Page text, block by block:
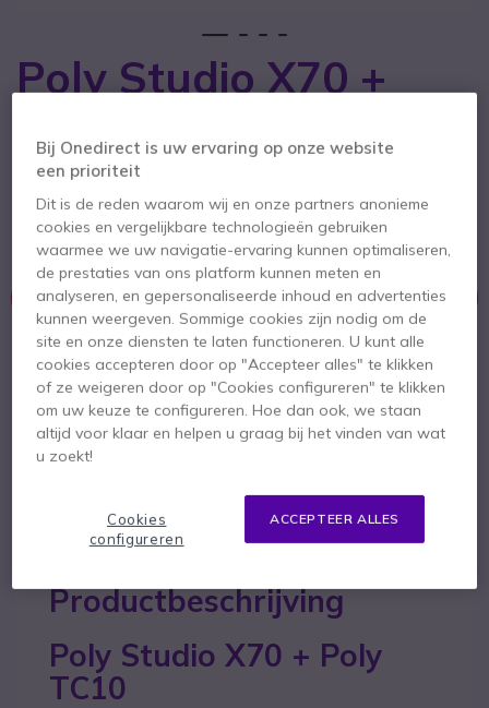
Poly Studio X70 +
SKU POSTX70TC10 // Referentie fabrikant: 8L531AA#ABB
Intelligent videosysteem met videobalk en
touchscreen tablet, perfect voor grote
vergaderzalen.
Dit product wordt niet meer geproduceerd.
Om u van dienst te zijn bieden wij vergelijkbare producten aan
Bekijk alternatieven
Ga naar het begin van de afbeeldingen-gallerij
Productbeschrijving
Poly Studio X70 + Poly
TC10
Bij Onedirect is uw ervaring op onze website
een prioriteit
Dit is de reden waarom wij en onze partners anonieme
cookies en vergelijkbare technologieën gebruiken
waarmee we uw navigatie-ervaring kunnen optimaliseren,
de prestaties van ons platform kunnen meten en
analyseren, en gepersonaliseerde inhoud en advertenties
kunnen weergeven. Sommige cookies zijn nodig om de
site en onze diensten te laten functioneren. U kunt alle
cookies accepteren door op "Accepteer alles" te klikken
of ze weigeren door op "Cookies configureren" te klikken
om uw keuze te configureren. Hoe dan ook, we staan
altijd voor klaar en helpen u graag bij het vinden van wat
u zoekt!
ACCEPTEER ALLES
Cookies
configureren